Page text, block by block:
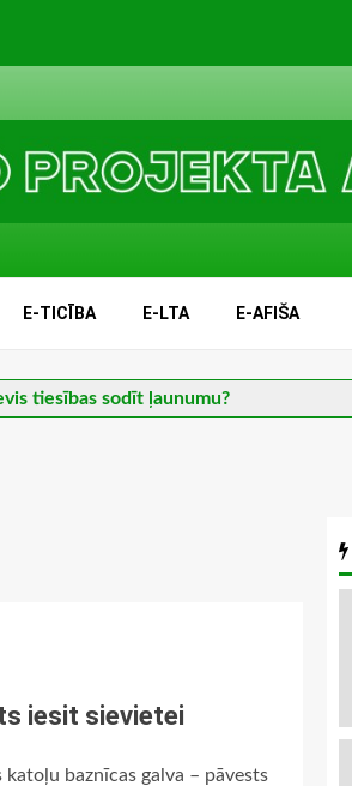
E-TICĪBA E-LTA E-AFIŠA
tiesības sodīt ļaunumu?
iesit sievietei
katoļu baznīcas galva – pāvests